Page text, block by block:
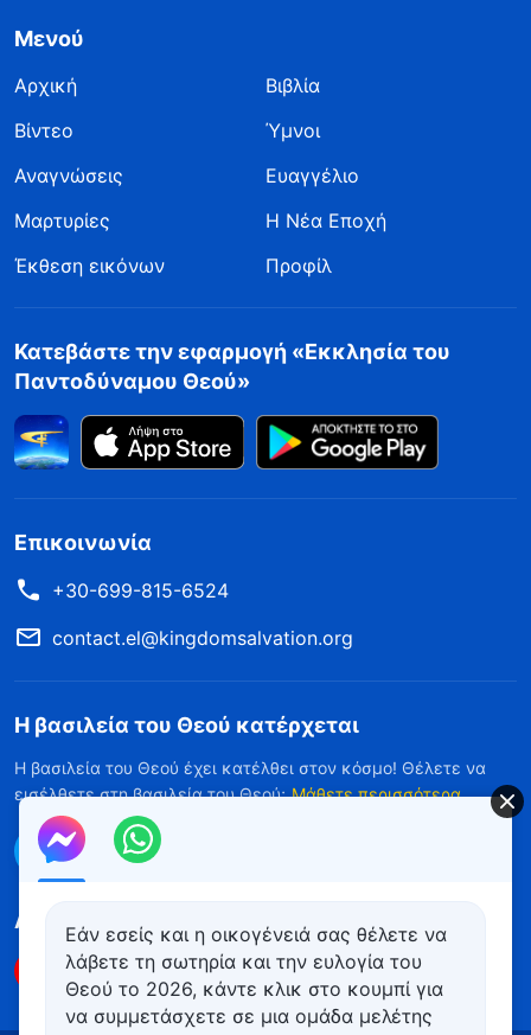
Μενού
Αρχική
Βιβλία
Βίντεο
Ύμνοι
Αναγνώσεις
Ευαγγέλιο
Μαρτυρίες
Η Νέα Εποχή
Έκθεση εικόνων
Προφίλ
Κατεβάστε την εφαρμογή «Εκκλησία του
Παντοδύναμου Θεού»
Επικοινωνία
+30-699-815-6524
contact.el@kingdomsalvation.org
Η βασιλεία του Θεού κατέρχεται
Η βασιλεία του Θεού έχει κατέλθει στον κόσμο! Θέλετε να
εισέλθετε στη βασιλεία του Θεού; Μάθετε περισσότερα
Επικοινωνήστε μαζί μας μέσω Messenger
Ακολουθήστε μας
Εάν εσείς και η οικογένειά σας θέλετε να
λάβετε τη σωτηρία και την ευλογία του
Θεού το 2026, κάντε κλικ στο κουμπί για
να συμμετάσχετε σε μια ομάδα μελέτης